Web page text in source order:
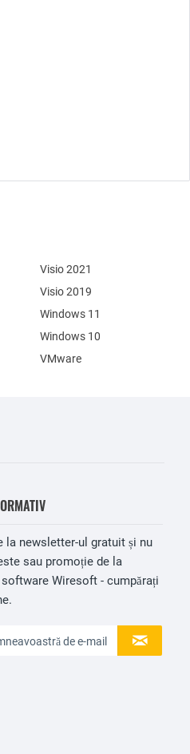
Visio 2021
Visio 2019
Windows 11
Windows 10
VMware
la newsletter-ul gratuit și nu
sau promoție de la
Wiresoft - cumpărați